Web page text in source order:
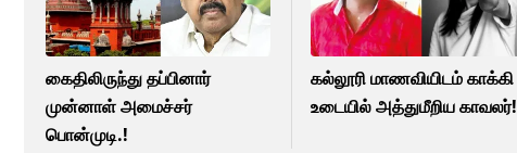
கைதிலிருந்து தப்பினார்
முன்னாள் அமைச்சர்
பொன்முடி.!
கல்லூரி மாணவியிடம் காக்கி
உடையில் அத்துமீறிய காவலர்!